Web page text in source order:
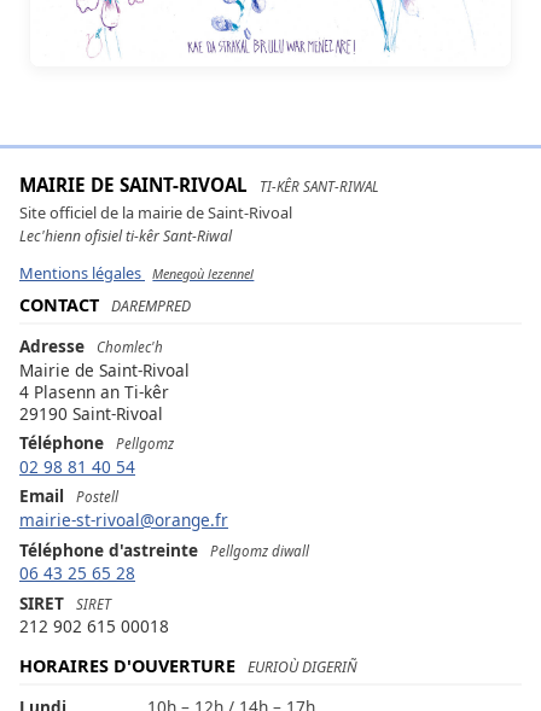
MAIRIE DE SAINT-RIVOAL TI-KÊR SANT-RIWAL
Site officiel de la mairie de Saint-Rivoal
Lec'hienn ofisiel ti-kêr Sant-Riwal
Mentions légales Menegoù lezennel
CONTACT DAREMPRED
Adresse Chomlec'h
Mairie de Saint-Rivoal
4 Plasenn an Ti-kêr
29190 Saint-Rivoal
Téléphone
Pellgomz
02 98 81 40 54
Email
Postell
mairie-st-rivoal@orange.fr
Téléphone d'astreinte
Pellgomz diwall
06 43 25 65 28
SIRET
SIRET
212 902 615 00018
HORAIRES D'OUVERTURE
EURIOÙ DIGERIÑ